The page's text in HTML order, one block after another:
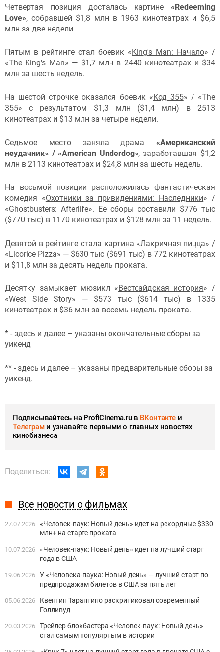
Четвертая позиция досталась картине «Redeeming
Love», собравшей $1,8 млн в 1963 кинотеатрах и $6,5
млн за две недели.
Пятым в рейтинге стал боевик «King's Man: Начало» /
«The King's Man» — $1,7 млн в 2440 кинотеатрах и $34
млн за шесть недель.
На шестой строчке оказался боевик «Код 355» / «The
355» с результатом $1,3 млн ($1,4 млн) в 2513
кинотеатрах и $13 млн за четыре недели.
Седьмое место заняла драма «Американский
неудачник» / «American Underdog», заработавшая $1,2
млн в 2113 кинотеатрах и $24,8 млн за шесть недель.
На восьмой позиции расположилась фантастическая
комедия «Охотники за привидениями: Наследники» /
«Ghostbusters: Afterlife». Ее сборы составили $776 тыс
($770 тыс) в 1170 кинотеатрах и $128 млн за 11 недель.
Девятой в рейтинге стала картина «Лакричная пицца» /
«Licorice Pizza» — $630 тыс ($691 тыс) в 772 кинотеатрах
и $11,8 млн за десять недель проката.
Десятку замыкает мюзикл «Вестсайдская история» /
«West Side Story» — $573 тыс ($614 тыс) в 1335
кинотеатрах и $36 млн за восемь недель проката.
* - здесь и далее – указаны окончательные сборы за
уикенд
** - здесь и далее – указаны предварительные сборы за
уикенд.
Подписывайтесь на ProfiCinema.ru в ВКонтакте и
Телеграми узнавайте первыми о главных новостях
кинобизнеса
Поделиться:
Все новости о фильмах
27.07.2026 «Человек-паук: Новый день» идет на рекордные $330
млн+ на старте проката
10.07.2026 «Человек-паук: Новый день» идет на лучший старт
года в США
19.06.2026 У «Человека-паука: Новый день» — лучший старт по
предпродажам билетов в США за пять лет
05.06.2026
Квентин Тарантино раскритиковал современный
Голливуд
20.03.2026 Трейлер блокбастера «Человек-паук: Новый день»
стал самым популярным в истории